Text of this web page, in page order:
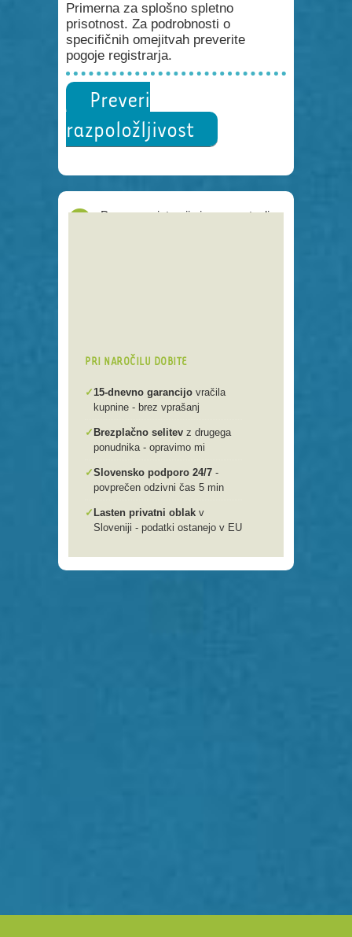
Primerna za splošno spletno
prisotnost. Za podrobnosti o
specifičnih omejitvah preverite
pogoje registrarja.
Preveri
razpoložljivost
Proces registracije je poenostavljen
PRI NAROČILU DOBITE
✓15-dnevno garancijo vračila
kupnine - brez vprašanj
✓ Brezplačno selitev z drugega
ponudnika - opravimo mi
✓Slovensko podporo 24/7 -
povprečen odzivni čas 5 min
✓ Lasten privatni oblak v
Sloveniji - podatki ostanejo v EU